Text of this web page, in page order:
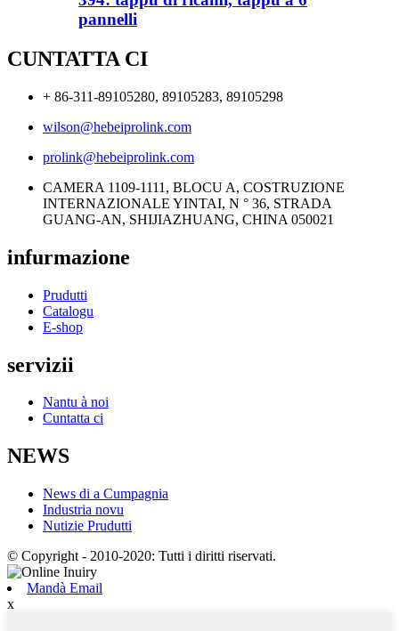
pannelli
CUNTATTA CI
+ 86-311-89105280, 89105283, 89105298
wilson@hebeiprolink.com
prolink@hebeiprolink.com
CAMERA 1109-1111, BLOCU A, COSTRUZIONE
INTERNAZIONALE YINTAI, N ​​° 36, STRADA
GUANG-AN, SHIJIAZHUANG, CHINA 050021
infurmazione
Prudutti
Catalogu
E-shop
servizii
Nantu à noi
Cuntatta ci
NEWS
News di a Cumpagnia
Industria novu
Nutizie Prudutti
© Copyright - 2010-2020: Tutti i diritti riservati.
Mandà Email
x